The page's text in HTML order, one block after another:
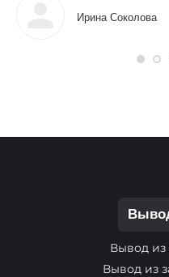
Ирина Соколова
Вывод из
Вывод из